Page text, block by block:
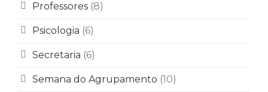
Professores (8)
Psicologia (6)
Secretaria (6)
Semana do Agrupamento (10)